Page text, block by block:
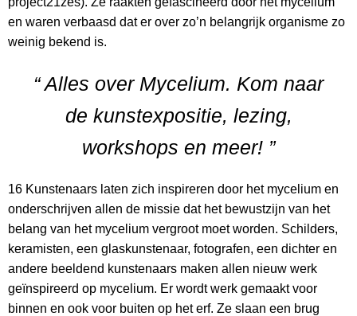
en waren verbaasd dat er over zo’n belangrijk organisme zo
weinig bekend is.
“ Alles over Mycelium. Kom naar
de kunstexpositie, lezing,
workshops en meer! ”
16 Kunstenaars laten zich inspireren door het mycelium en
onderschrijven allen de missie dat het bewustzijn van het
belang van het mycelium vergroot moet worden. Schilders,
keramisten, een glaskunstenaar, fotografen, een dichter en
andere beeldend kunstenaars maken allen nieuw werk
geïnspireerd op mycelium. Er wordt werk gemaakt voor
binnen en ook voor buiten op het erf. Ze slaan een brug